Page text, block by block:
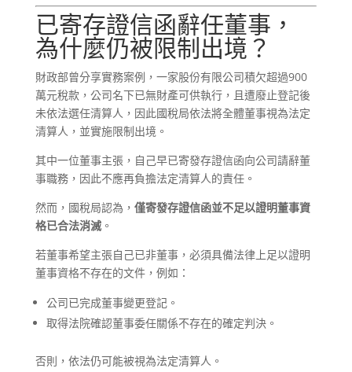
已寄存證信函辭任董事，
為什麼仍被限制出境？
財政部曾分享實務案例，一家股份有限公司積欠超過900
萬元稅款，公司名下已無財產可供執行，且遭廢止登記後
未依法選任清算人，因此國稅局依法將全體董事視為法定
清算人，並實施限制出境。
其中一位董事主張，自己早已寄發存證信函向公司請辭董
事職務，因此不應再負擔法定清算人的責任。
然而，國稅局認為， 僅寄發存證信函並不足以證明董事資
格已合法消滅。
若董事希望主張自己已非董事，必須具備法律上足以證明
董事資格不存在的文件，例如：
公司已完成董事變更登記。
取得法院確認董事委任關係不存在的確定判決。
否則，依法仍可能被視為法定清算人。